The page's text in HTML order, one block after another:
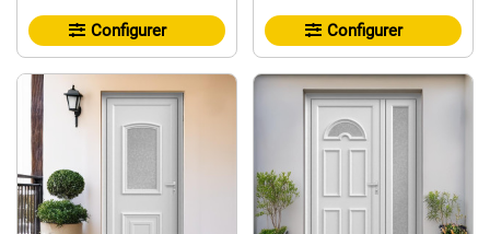
Configurer Configurer